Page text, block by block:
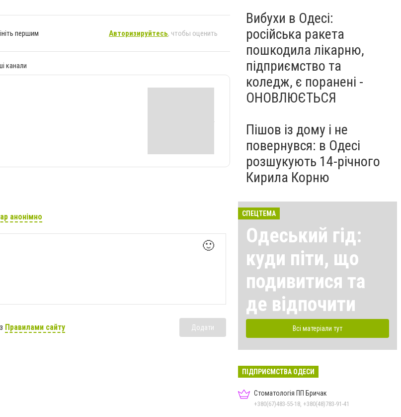
першим Авторизируйтесь, чтобы оценить
канали
анонімно
🙂
Правилами сайту Додати
Вибухи в Одесі:
російська ракета
пошкодила лікарню,
підприємство та
коледж, є поранені -
ОНОВЛЮЄТЬСЯ
Пішов із дому і не
повернувся: в Одесі
розшукують 14-річного
Кирила Корню
СПЕЦТЕМА
Одеський гід:
куди піти, що
подивитися та
де відпочити
Всі матеріали тут
ПІДПРИЄМСТВА ОДЕСИ
Стоматологія ПП Бричак
+380(67)483-55-18, +380(48)783-91-41